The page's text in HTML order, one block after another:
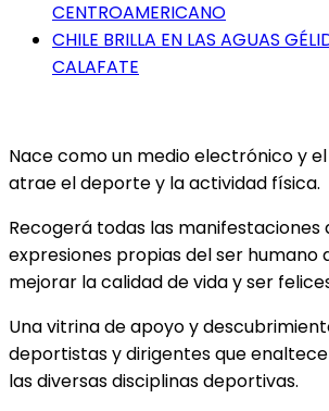
CENTROAMERICANO
CHILE BRILLA EN LAS AGUAS
CALAFATE
Nace como un medio electrónico y
atrae el deporte y la actividad física.
Recogerá todas las manifestaciones
expresiones propias del ser humano
mejorar la calidad de vida y ser
Una vitrina de apoyo y
deportistas y dirigentes que
las diversas disciplinas deportivas.